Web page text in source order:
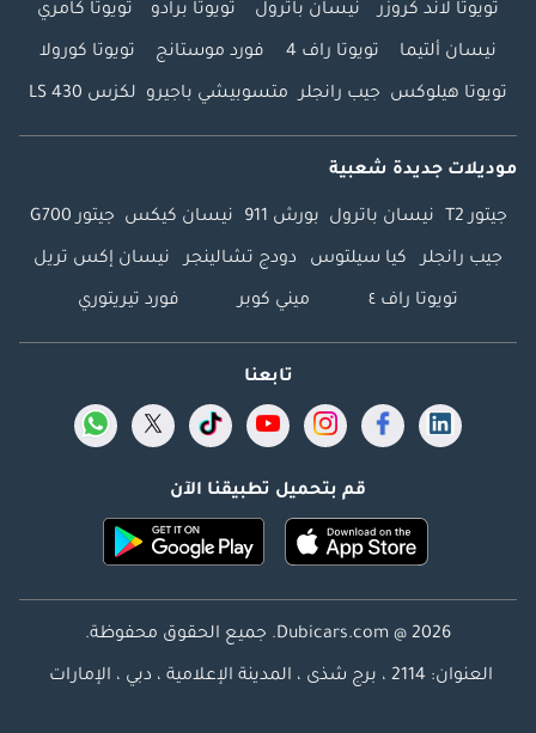
تويوتا لاند كروزر نيسان باترول تويوتا برادو تويوتا كامري
نيسان ألتيما تويوتا راف 4 فورد موستانج تويوتا كورولا
تويوتا هيلوكس جيب رانجلر متسوبيشي باجيرو لكزس LS 430
موديلات جديدة شعبية
جيتور T2 نيسان باترول بورش 911 نيسان كيكس جيتور G700
جيب رانجلر كيا سيلتوس دودج تشالينجر نيسان إكس تريل
تويوتا راف ٤ ميني كوبر فورد تيريتوري
تابعنا
قم بتحميل تطبيقنا الآن
Dubicars.com @ 2026. جميع الحقوق محفوظة.
العنوان: 2114 ، برج شذى ، المدينة الإعلامية ، دبي ، الإمارات